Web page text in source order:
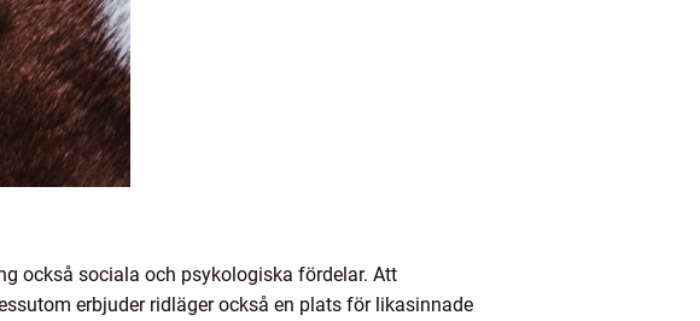
också sociala och psykologiska fördelar. Att
erbjuder ridläger också en plats för likasinnade